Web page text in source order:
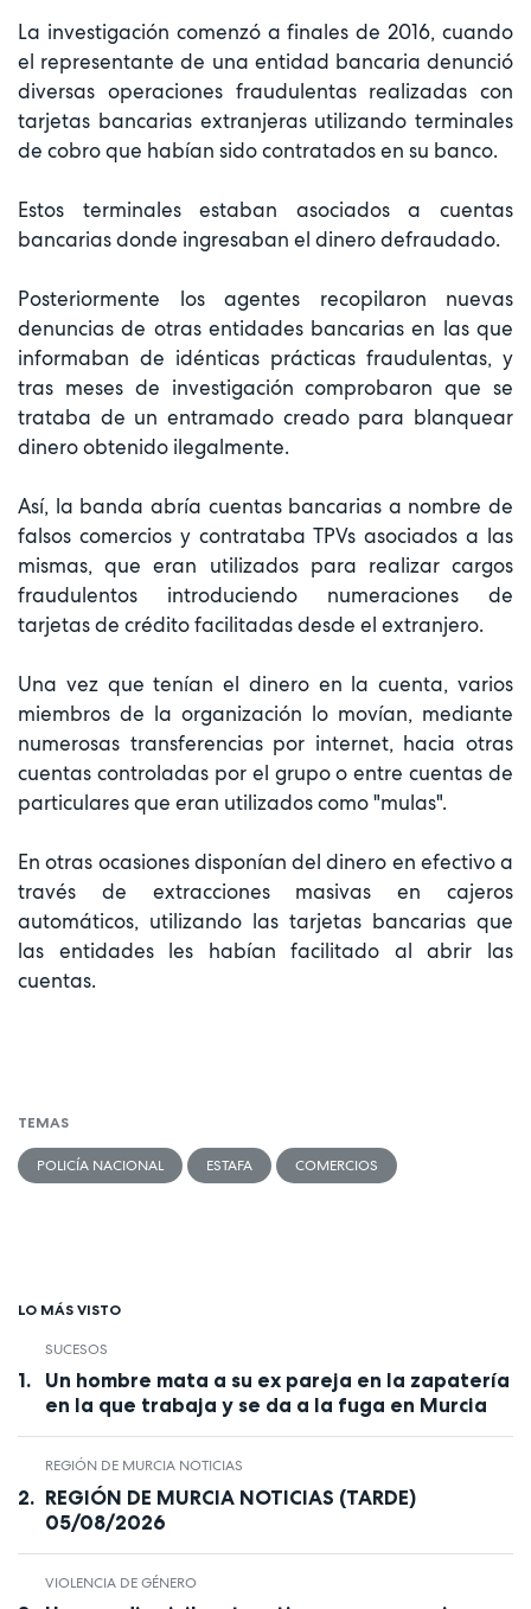
La investigación comenzó a finales de 2016, cuando
el representante de una entidad bancaria denunció
diversas operaciones fraudulentas realizadas con
tarjetas bancarias extranjeras utilizando terminales
de cobro que habían sido contratados en su banco.
Estos terminales estaban asociados a cuentas
bancarias donde ingresaban el dinero defraudado.
Posteriormente los agentes recopilaron nuevas
denuncias de otras entidades bancarias en las que
informaban de idénticas prácticas fraudulentas, y
tras meses de investigación comprobaron que se
trataba de un entramado creado para blanquear
dinero obtenido ilegalmente.
Así, la banda abría cuentas bancarias a nombre de
falsos comercios y contrataba TPVs asociados a las
mismas, que eran utilizados para realizar cargos
fraudulentos introduciendo numeraciones de
tarjetas de crédito facilitadas desde el extranjero.
Una vez que tenían el dinero en la cuenta, varios
miembros de la organización lo movían, mediante
numerosas transferencias por internet, hacia otras
cuentas controladas por el grupo o entre cuentas de
particulares que eran utilizados como "mulas".
En otras ocasiones disponían del dinero en efectivo a
través de extracciones masivas en cajeros
automáticos, utilizando las tarjetas bancarias que
las entidades les habían facilitado al abrir las
cuentas.
TEMAS
POLICÍA NACIONAL ESTAFA COMERCIOS
LO MÁS VISTO
SUCESOS
Un hombre mata a su ex pareja en la zapatería
en la que trabaja y se da a la fuga en Murcia
REGIÓN DE MURCIA NOTICIAS
REGIÓN DE MURCIA NOTICIAS (TARDE)
05/08/2026
VIOLENCIA DE GÉNERO